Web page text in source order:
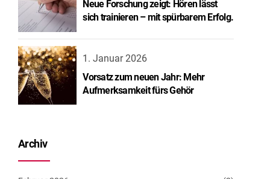
Neue Forschung zeigt: Hören lässt
sich trainieren – mit spürbarem Erfolg.
1. Januar 2026
Vorsatz zum neuen Jahr: Mehr
Aufmerksamkeit fürs Gehör
Archiv